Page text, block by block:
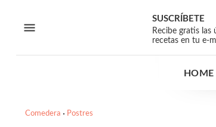
SUSCRÍBETE
Recibe gratis las
recetas en tu e-
HOME
Comedera Postres